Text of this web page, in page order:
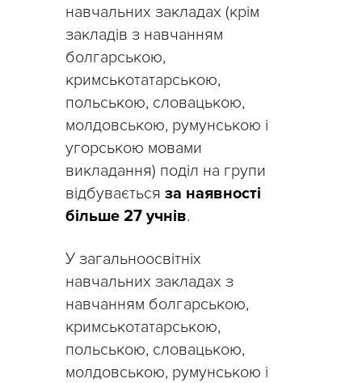
навчальних закладах (крім
закладів з навчанням
болгарською,
кримськотатарською,
польською, словацькою,
молдовською, румунською і
угорською мовами
викладання) поділ на групи
відбувається за наявності
більше 27 учнів.
У загальноосвітніх
навчальних закладах з
навчанням болгарською,
кримськотатарською,
польською, словацькою,
молдовською, румунською і